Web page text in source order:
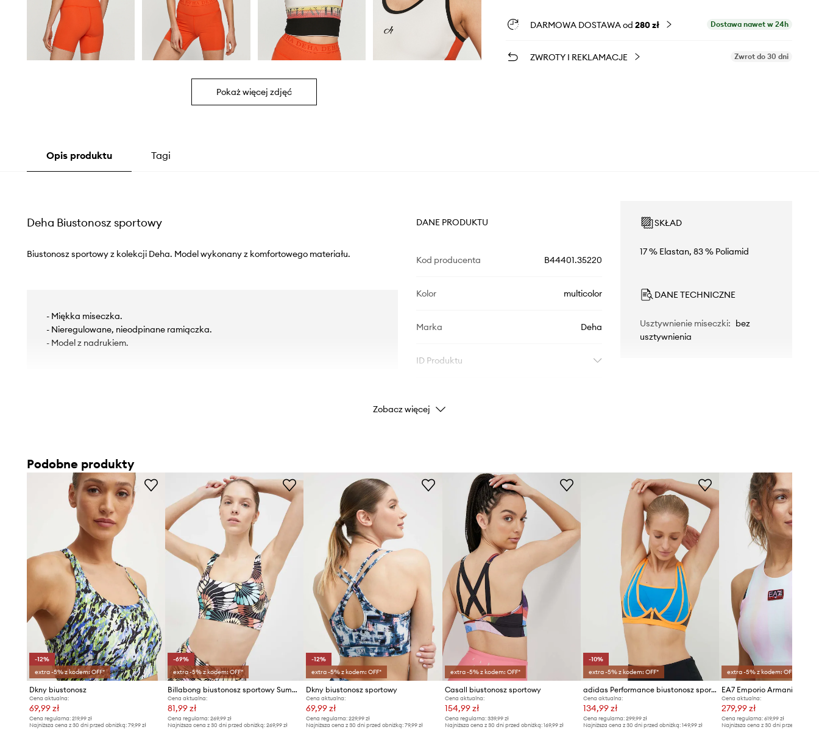
Pokaż więcej zdjęć
DARMOWA DOSTAWA od 280 zł Dostawa nawet w 24h
ZWROTY I REKLAMACJE Zwrot do 30 dni
Opis produktu Tagi
Deha Biustonosz sportowy
Biustonosz sportowy z kolekcji Deha. Model wykonany z komfortowego materiału.
- Miękka miseczka.
- Nieregulowane, nieodpinane ramiączka.
- Model z nadrukiem.
DANE PRODUKTU
Kod producenta B44401.35220
Kolor multicolor
Marka Deha
ID Produktu
SKŁAD
17 % Elastan, 83 % Poliamid
DANE TECHNICZNE
Usztywnienie miseczki: bez
usztywnienia
Zobacz więcej
Podobne produkty
-12%
extra -5% z kodem: OFF*
Dkny biustonosz
Cena aktualna:
69,99 zł
Cena regularna: 219,99 zł
Najniższa cena z 30 dni przed obniżką: 79,99 zł
-69%
extra -5% z kodem: OFF*
Billabong biustonosz sportowy Summit
Cena aktualna:
81,99 zł
Cena regularna:269,99 zł
Najniższa cena z 30 dni przed obniżką:269,99 zł
-12%
extra -5% z kodem: OFF*
Dkny biustonosz sportowy
Cena aktualna:
69,99 zł
Cena regularna: 229,99 zł
Najniższa cena z 30 dni przed obniżką: 79,99 zł
extra -5% z kodem: OFF*
Casall biustonosz sportowy
Cena aktualna:
154,99 zł
Cena regularna: 339,99 zł
Najniższa cena z 30 dni przed obniżką: 169,99 zł
-10%
extra -5% z kodem: OFF*
adidas Performance biustonosz sportowy TLRD Impact Luxe HG6750
Cena aktualna:
134,99 zł
Cena regularna:299,99 zł
Najniższa cena z 30 dni przed obniżką:149,99 zł
extra -5% z kodem: OFF*
Cena aktualna:
279,99 zł
Cena regularna: 619,99 zł
Najniższa cena z 30 dni przed obniżką: